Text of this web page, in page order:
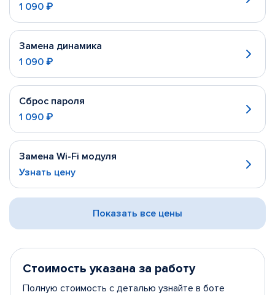
1 090 ₽
Замена динамика
1 090 ₽
Сброс пароля
1 090 ₽
Замена Wi-Fi модуля
Узнать цену
Показать все цены
Стоимость указана за работу
Полную стоимость с деталью узнайте в боте